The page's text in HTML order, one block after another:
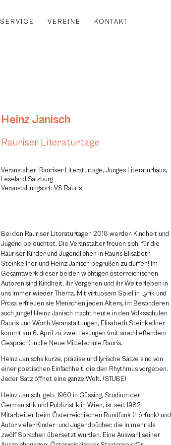
SERVICE VEREINE KONTAKT
Heinz Janisch
Rauriser Literaturtage
Veranstalter: Rauriser Literaturtage, Junges Literaturhaus,
Leseland Salzburg
Veranstaltungsort: VS Rauris
Bei den Rauriser Literaturtagen 2018 werden Kindheit und
Jugend beleuchtet. Die Veranstalter freuen sich, für die
Rauriser Kinder und Jugendlichen in Rauris Elisabeth
Steinkellner und Heinz Janisch begrüßen zu dürfen! Im
Gesamtwerk dieser beiden wichtigen österreichischen
Autoren sind Kindheit, ihr Vergehen und ihr Weiterleben in
uns immer wieder Thema. Mit virtuosem Spiel in Lyrik und
Prosa erfreuen sie Menschen jeden Alters, im Besonderen
auch junge! Heinz Janisch macht heute in den Volksschulen
Rauris und Wörth Veranstaltungen, Elisabeth Steinkellner
kommt am 6. April zu zwei Lesungen (mit anschließendem
Gespräch) in die Neue Mittelschule Rauris.
Heinz Janischs kurze, präzise und lyrische Sätze sind von
einer poetischen Einfachheit, die den Rhythmus vorgeben.
Jeder Satz öffnet eine ganze Welt. (STUBE)
Heinz Janisch, geb. 1960 in Güssing, Studium der
Germanistik und Publizistik in Wien, ist seit 1982
Mitarbeiter beim Österreichischen Rundfunk (Hörfunk) und
Autor vieler Kinder- und Jugendbücher, die in mehr als
zwölf Sprachen übersetzt wurden. Eine Auswahl seiner